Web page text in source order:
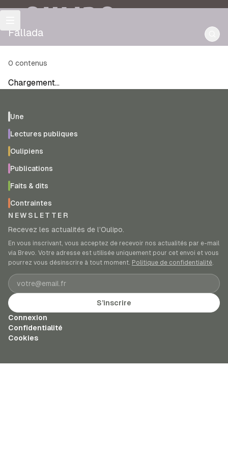
OULIPO
Fallada
0 contenus
Chargement…
Une
Lectures publiques
Oulipiens
Publications
Faits & dits
Contraintes
NEWSLETTER
Recevez les actualités de l’Oulipo.
En vous inscrivant, vous acceptez de recevoir nos actualités par e-mail
via Brevo. Votre adresse est utilisée uniquement pour cet envoi et vous
pourrez vous désinscrire à tout moment. Politique de confidentialité.
Adresse e-mail
S’inscrire
Connexion
Confidentialité
Cookies